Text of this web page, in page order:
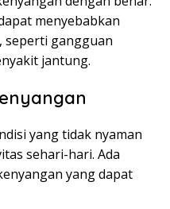
menyebabkan
seperti gangguan
jantung.
yang tidak nyaman
sehari-hari. Ada
yang dapat